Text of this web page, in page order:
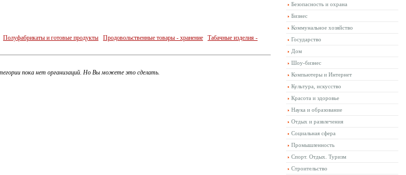
Полуфабрикаты и готовые продукты Продовольственные товары - хранение
Табачные изделия -
пока нет организаций. Но Вы можете это сделать.
Безопасность и охрана
Бизнес
Коммунальное хозяйство
Государство
Дом
Шоу-бизнес
Компьютеры и Интернет
Культура, искусство
Красота и здоровье
Наука и образование
Отдых и развлечения
Социальная сфера
Промышленность
Спорт. Отдых. Туризм
Строительство